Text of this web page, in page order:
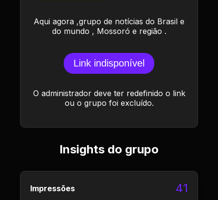
Aqui agora ,grupo de notícias do Brasil e
do mundo , Mossoró e região .
Link indisponível
O administrador deve ter redefinido o link
ou o grupo foi excluído.
Insights do grupo
Impressões 41